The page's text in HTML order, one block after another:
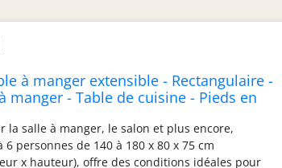
à manger extensible - Rectangulaire -
manger - Table de cuisine - Pieds en
- 80 x 140
la salle à manger, le salon et plus encore,
6 personnes de 140 à 180 x 80 x 75 cm
x hauteur), offre des conditions idéales pour